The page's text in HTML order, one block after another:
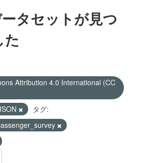
タセットが見つ
Attribution 4.0 International (CC
タグ: